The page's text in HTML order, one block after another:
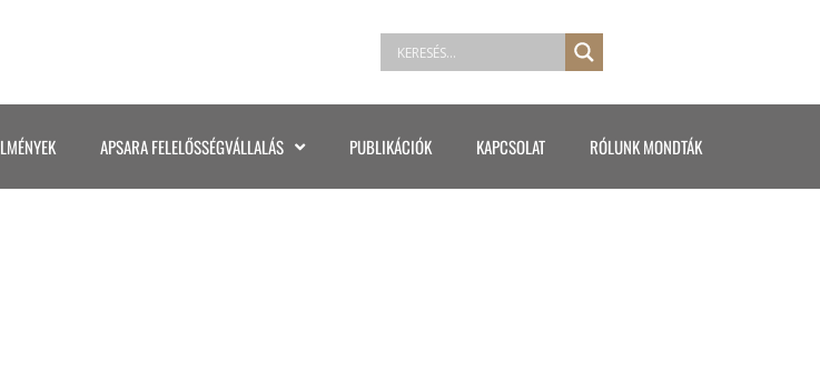
APSARA FELELŐSSÉGVÁLLALÁS PUBLIKÁCIÓK KAPCSOLAT RÓLUNK MONDTÁK